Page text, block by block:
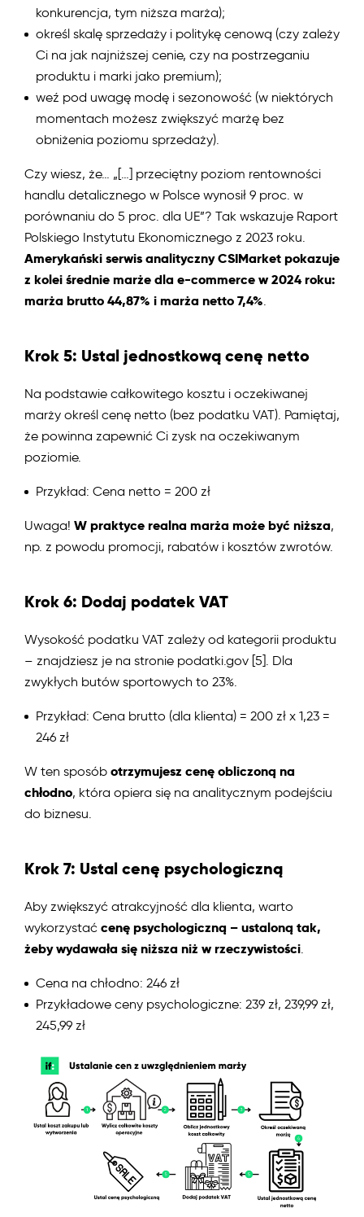
konkurencja, tym niższa marża);
określ skalę sprzedaży i politykę cenową (czy zależy
Ci na jak najniższej cenie, czy na postrzeganiu
produktu i marki jako premium);
weź pod uwagę modę i sezonowość (w niektórych
momentach możesz zwiększyć marżę bez
obniżenia poziomu sprzedaży).
Czy wiesz, że… „[…] przeciętny poziom rentowności
handlu detalicznego w Polsce wynosił 9 proc. w
porównaniu do 5 proc. dla UE”? Tak wskazuje Raport
Polskiego Instytutu Ekonomicznego z 2023 roku.
Amerykański serwis analityczny CSIMarket pokazuje
z kolei średnie marże dla e-commerce w 2024 roku:
marża brutto 44,87% i marża netto 7,4%
Krok 5: Ustal jednostkową cenę netto
Na podstawie całkowitego kosztu i oczekiwanej
marży określ cenę netto (bez podatku VAT). Pamiętaj,
że powinna zapewnić Ci zysk na oczekiwanym
poziomie.
Przykład: Cena netto = 200 zł
Uwaga! W praktyce realna marża może być niższa,
np. z powodu promocji, rabatów i kosztów zwrotów.
Krok 6: Dodaj podatek VAT
Wysokość podatku VAT zależy od kategorii produktu
– znajdziesz je na stronie podatki.gov [5]. Dla
zwykłych butów sportowych to 23%.
Przykład: Cena brutto (dla klienta) = 200 zł x 1,23 =
246 zł
W ten sposób otrzymujesz cenę obliczoną na
chłodno, która opiera się na analitycznym podejściu
do biznesu.
Krok 7: Ustal cenę psychologiczną
Aby zwiększyć atrakcyjność dla klienta, warto
wykorzystać cenę psychologiczną – ustaloną tak,
żeby wydawała się niższa niż w rzeczywistości
Cena na chłodno: 246 zł
Przykładowe ceny psychologiczne: 239 zł, 239,99 zł,
245,99 zł